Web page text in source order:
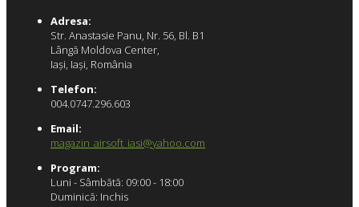
Adresa:
Str. Anastasie Panu, Nr. 56, Bl. B1
Lângă Moldova Center,
Iaşi, Iaşi, România
Telefon:
004.0747.296.603
Email:
magazin_airsoft_iasi@yahoo.com
Program:
Luni - Sâmbătă: 09:00 - 18:00
Duminică: Inchis